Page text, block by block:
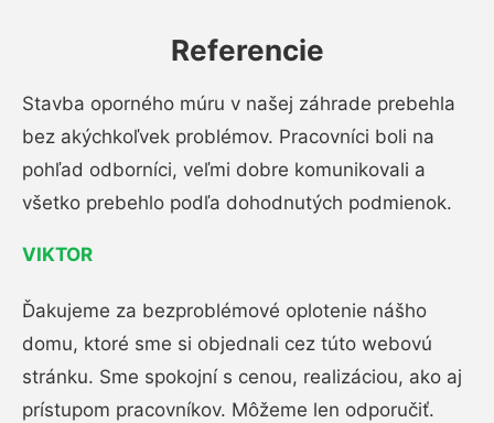
Referencie
Stavba oporného múru v našej záhrade prebehla
bez akýchkoľvek problémov. Pracovníci boli na
pohľad odborníci, veľmi dobre komunikovali a
všetko prebehlo podľa dohodnutých podmienok.
VIKTOR
Ďakujeme za bezproblémové oplotenie nášho
domu, ktoré sme si objednali cez túto webovú
stránku. Sme spokojní s cenou, realizáciou, ako aj
prístupom pracovníkov. Môžeme len odporučiť.